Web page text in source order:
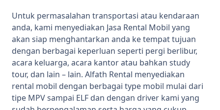
Untuk permasalahan transportasi atau kendaraan
anda, kami menyediakan Jasa Rental Mobil yang
akan siap menghantarkan anda ke tempat tujuan
dengan berbagai keperluan seperti pergi berlibur,
acara keluarga, acara kantor atau bahkan study
tour, dan lain – lain. Alfath Rental menyediakan
rental mobil dengan berbagai type mobil mulai dari
tipe MPV sampai ELF dan dengan driver kami yang